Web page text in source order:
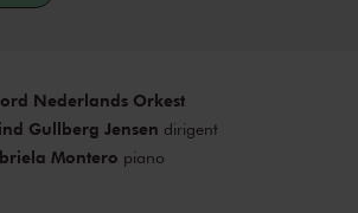
Nederlands Orkest
Gullberg Jensen dirigent
Montero piano